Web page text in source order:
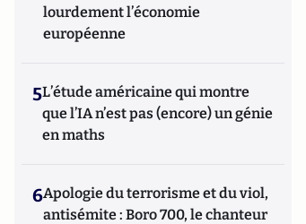
lourdement l’économie
européenne
5L’étude américaine qui montre
que l’IA n’est pas (encore) un génie
en maths
6Apologie du terrorisme et du viol,
antisémite : Boro 700, le chanteur